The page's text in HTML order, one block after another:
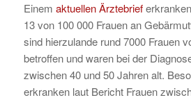
Einem aktuellen Ärztebrief
13 von 100 000 Frauen an
sind hierzulande rund 7000 Frauen
betroffen und waren bei der
zwischen 40 und 50 Jahren alt.
erkranken laut Bericht Frauen